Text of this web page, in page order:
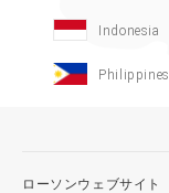
Indonesia
Philippines
ローソンウェブサイト